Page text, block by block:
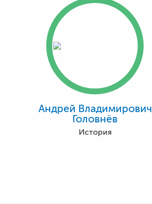
Андрей Владимирович
Головнёв
История